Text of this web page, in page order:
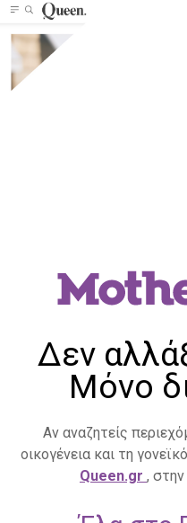
Δεν
Μόνο
Αν αναζητείς
οικογένεια και τη
Queen.gr ,